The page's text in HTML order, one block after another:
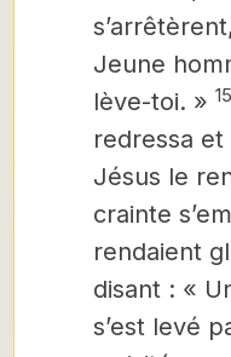
Jeune
lève-toi. » 15
redressa
Jésus le
crainte
rendaient
disant : «
s’est levé